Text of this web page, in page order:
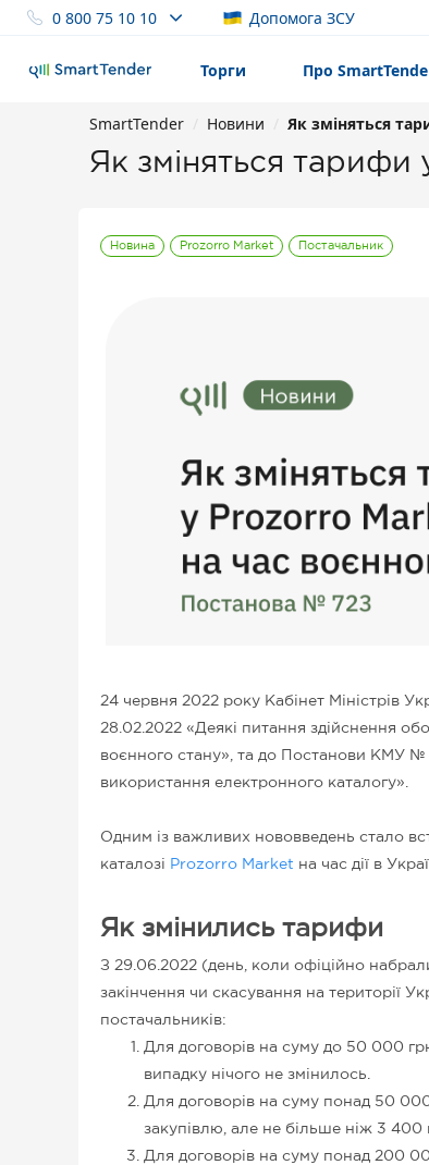
0 800 75 10 10 Допомога ЗСУ
Торги Про
SmartTender Новини Як зміняться
Як зміняться тарифи
Новина Prozorro Market Постачальник
24 червня 2022 року Кабінет Міністрів
28.02.2022 «Деякі питання здійснення
воєнного стану», та до Постанови КМУ
використання електронного каталогу».
Одним із важливих нововведень стало
каталозі Prozorro Market на час дії в
Як змінились тарифи
З 29.06.2022 (день, коли офіційно
закінчення чи скасування на території
постачальників:
Для договорів на суму до 50 000
випадку нічого не змінилось.
Для договорів на суму понад 50
закупівлю, але не більше ніж 3 400
Для договорів на суму понад 200